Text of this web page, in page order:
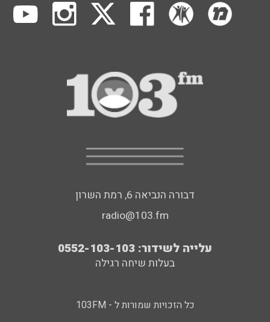
דבורה הנביאה 6, רמת השרון
radio@103.fm
עלייה לשידור: 0552-103-103
בעלות שיחה רגילה
כל הזכויות שמורות ל - 103FM